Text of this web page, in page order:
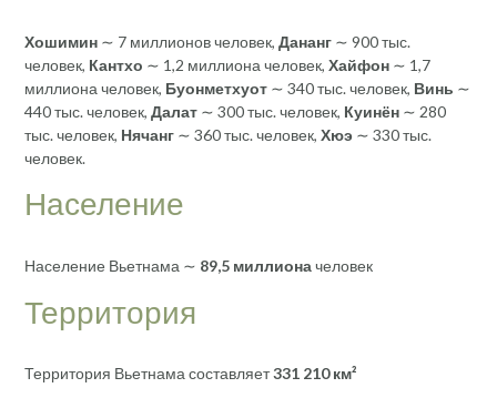
Хошимин ∼ 7 миллионов человек, Дананг ∼ 900 тыс.
человек, Кантхо ∼ 1,2 миллиона человек, Хайфон ∼ 1,7
миллиона человек, Буонметхуот ∼ 340 тыс. человек, Винь ∼
440 тыс. человек, Далат ∼ 300 тыс. человек, Куинён ∼ 280
тыс. человек, Нячанг ∼ 360 тыс. человек, Хюэ ∼ 330 тыс.
человек.
Население
Население Вьетнама ∼ 89,5 миллионачеловек
Территория
Территория Вьетнама составляет331 210 км²